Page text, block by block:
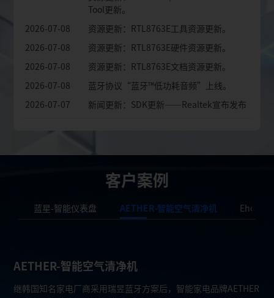
Tool更新。
2026-07-08 资源更新：RTL8763E工具资源更新。
2026-07-08 资源更新：RTL8763E硬件资源更新。
2026-07-08 资源更新：RTL8763E文档资源更新。
2026-07-08 蓝牙协议“蓝牙™低功耗音频”上线。
2026-07-07
新闻更新：SDK更新——Realtek宣布发布
客户案例
蓝星-智能仪表盘 AETHER-智能空气清净机 Ehong-
AETHER-智能空气清净机
继韩国知名家电厂商采用瑞昱蓝牙方案后，智能家电品牌AETHER